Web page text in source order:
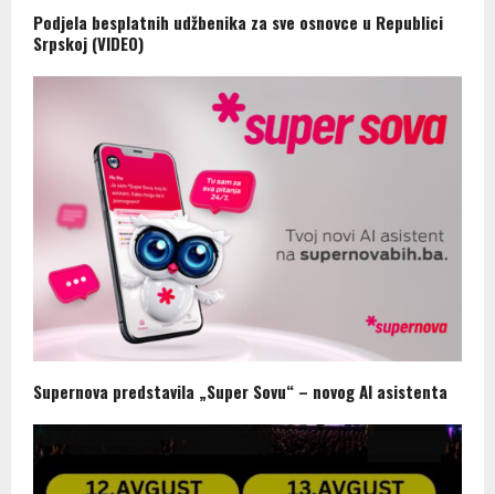
Podjela besplatnih udžbenika za sve osnovce u Republici
Srpskoj (VIDEO)
Supernova predstavila „Super Sovu“ – novog AI asistenta